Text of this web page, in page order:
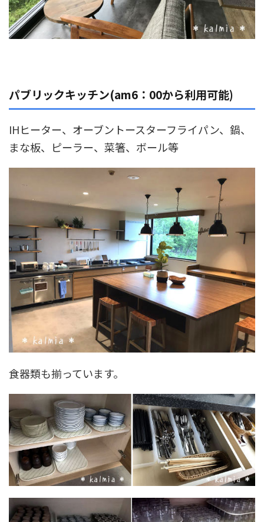
パブリックキッチン(am6：00から利用可能)
IHヒーター、オーブントースターフライパン、鍋、
まな板、ピーラー、菜箸、ボール等
食器類も揃っています。